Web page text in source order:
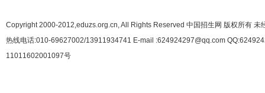
Copyright 2000-2012,eduzs.org.cn, All Rights Reserved 中国招生网 版权所有 未
热线电话:010-69627002/13911934741 E-mail :624924297@qq.com
11011602001097号